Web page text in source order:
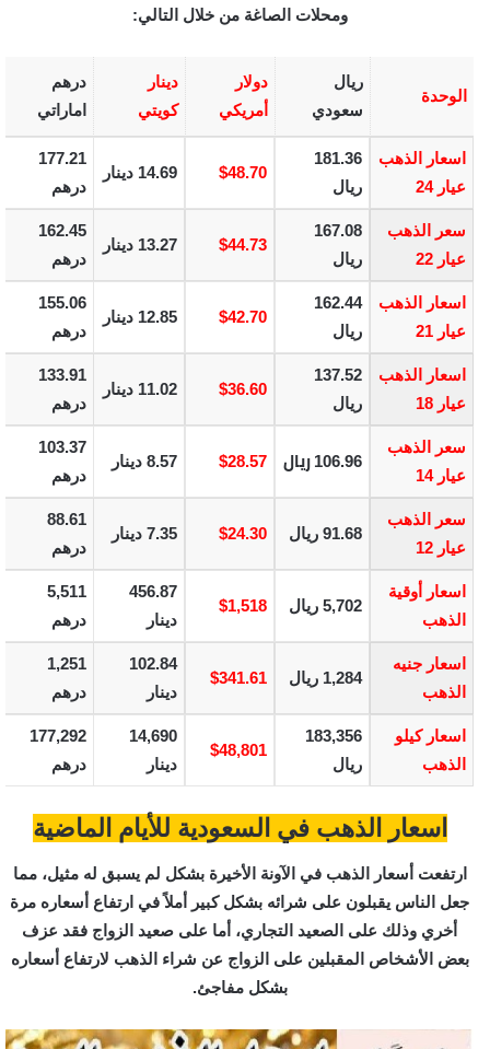
ومحلات الصاغة من خلال التالي:
الوحدة
ريال
سعودي
دولار
أمريكي
دينار
كويتي
درهم
اماراتي
اسعار الذهب
عيار 24
181.36
ريال
$48.70 14.69 دينار
177.21
درهم
سعر الذهب
عيار 22
167.08
ريال
$44.73 13.27 دينار
162.45
درهم
اسعار الذهب
عيار 21
162.44
ريال
$42.70 12.85 دينار
155.06
درهم
اسعار الذهب
عيار 18
137.52
ريال
$36.60 11.02 دينار
133.91
درهم
سعر الذهب
عيار 14
106.96 ريال $28.57 8.57 دينار
103.37
درهم
سعر الذهب
عيار 12
91.68 ريال $24.30 7.35 دينار
88.61
درهم
اسعار أوقية
الذهب
5,702 ريال $1,518
456.87
دينار
5,511
درهم
اسعار جنيه
الذهب
1,284 ريال $341.61
102.84
دينار
1,251
درهم
اسعار كيلو
الذهب
183,356
ريال
$48,801
14,690
دينار
177,292
درهم
اسعار الذهب في السعودية للأيام الماضية
ارتفعت أسعار الذهب في الآونة الأخيرة بشكل لم يسبق له مثيل، مما
جعل الناس يقبلون على شرائه بشكل كبير أملاً في ارتفاع أسعاره مرة
أخري وذلك على الصعيد التجاري، أما على صعيد الزواج فقد عزف
بعض الأشخاص المقبلين على الزواج عن شراء الذهب لارتفاع أسعاره
بشكل مفاجئ.